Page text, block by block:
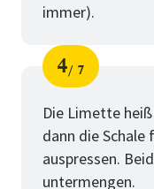
immer).
Schritt
4
von
7
Die Limette
dann die
auspressen.
untermengen.